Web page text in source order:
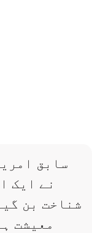
سابق
نے ایک
شناخت بن
معیشت